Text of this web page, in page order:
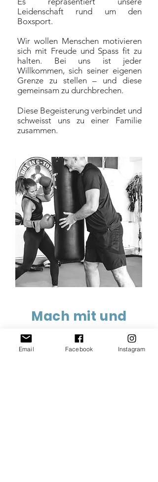
Leidenschaft rund um den
Boxsport.
Wir wollen Menschen motivieren
sich mit Freude und Spass fit zu
halten. Bei uns ist jeder
Willkommen, sich seiner eigenen
Grenze zu stellen – und diese
gemeinsam zu durchbrechen.
Diese Begeisterung verbindet und
schweisst uns zu einer Familie
zusammen.
Mach mit und
entdecke deine
Email Facebook Instagram